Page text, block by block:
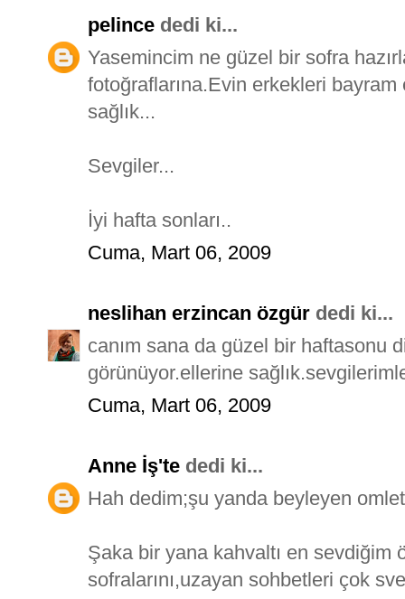
pelince dedi ki...
Yasemincim ne güzel bir sofra
fotoğraflarına.Evin erkekleri
sağlık...
Sevgiler...
İyi hafta sonları..
Cuma, Mart 06, 2009
neslihan erzincan özgür dedi ki...
canım sana da güzel bir haftasonu
görünüyor.ellerine
Cuma, Mart 06, 2009
Anne İş'te dedi ki...
Hah dedim;şu yanda beyleyen
Şaka bir yana kahvaltı en sevdiğim
sofralarını,uzayan sohbetleri çok